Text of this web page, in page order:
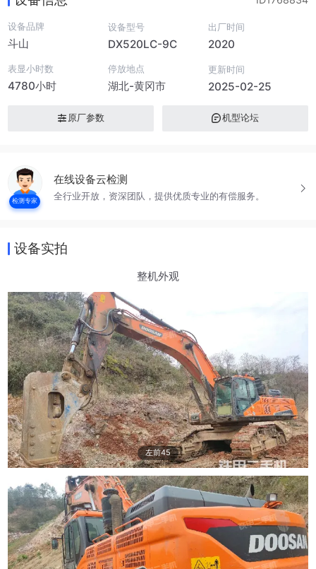
设备品牌
斗山
设备型号
DX520LC-9C
出厂时间
2020
表显小时数
4780小时
停放地点
湖北-黄冈市
更新时间
2025-02-25
原厂参数 机型论坛
检测专家
在线设备云检测
全行业开放，资深团队，提供优质专业的有偿服务。
设备实拍
整机外观
左前45